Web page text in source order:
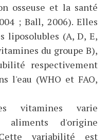
osseuse et la santé
; Ball, 2006). Elles
liposolubles (A, D, E,
du groupe B),
respectivement
l'eau (WHO et FAO,
vitamines varie
aliments d'origine
variabilité est